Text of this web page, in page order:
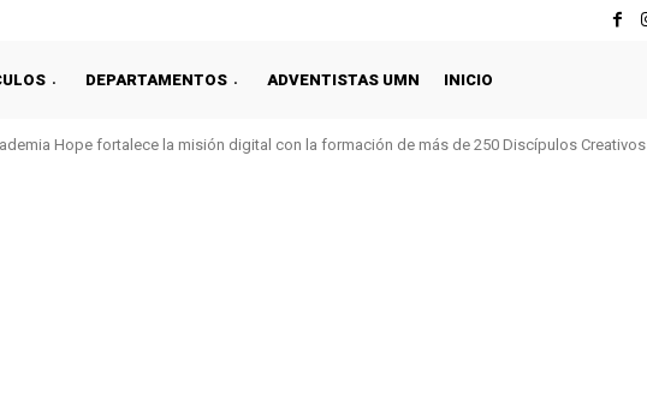
DEPARTAMENTOS ADVENTISTAS UMN INICIO
Hope fortalece la misión digital con la formación de más de 250 Discípulos Creativos